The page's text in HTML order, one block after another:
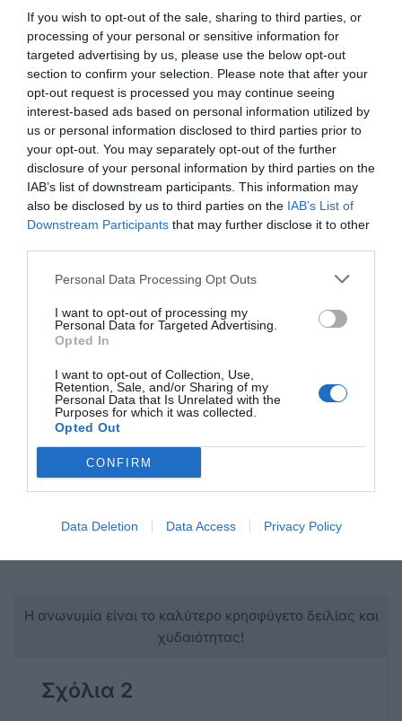
If you wish to opt-out of the sale, sharing to third parties, or
processing of your personal or sensitive information for
targeted advertising by us, please use the below opt-out
section to confirm your selection. Please note that after your
opt-out request is processed you may continue seeing
interest-based ads based on personal information utilized by
us or personal information disclosed to third parties prior to
your opt-out. You may separately opt-out of the further
disclosure of your personal information by third parties on the
IAB’s list of downstream participants. This information may
also be disclosed by us to third parties on the IAB’s List of
Downstream Participants that may further disclose it to other
Personal Data Processing Opt Outs
I want to opt-out of processing my
Personal Data for Targeted Advertising.
Opted In
I want to opt-out of Collection, Use,
Retention, Sale, and/or Sharing of my
Personal Data that Is Unrelated with the
Purposes for which it was collected.
Opted Out
CONFIRM
Data Deletion Data Access Privacy Policy
διευκόλυνσης2 του πολίτη; Μα τότε που θα
εντάξουμε την χρονική καθυστέρηση, το
οικονομικό βάρος, τον αποκλεισμό της
αποκλειστικής ηλεκτρονικής επικοινωνίας; Τελικά
η νέα πρόσθετη ταλαιπωρία και υποτίμηση του
Κώου πολίτη ποιος θα την χρεωθεί;
Συμπέρασμα: ‘’καλά να πάθουμε’’ γιατί παρά και
τις αντιδράσεις για όσα παράλογα γίνονται άλλα
και αυτά που θα δούμε στην συνέχεια, αφού οι
επιβραβεύονται στις διαδοχικές εκλογές με
ελαφρά την συνείδηση μας. Τα προβλήματα που
δημιουργούν οι άνωθεν ρυθμίσεις προβλέπονται
να υπαρχει υπευθυνότητα και ευθιξία. .
Απρίλιος 2025
Η ανωνυμία είναι το καλύτερο κρησφύγετο δειλίας και
χυδαιότητας!
Σχόλια 2